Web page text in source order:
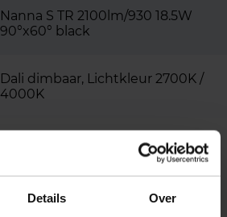
Details Over
Nanna S TR 2100lm/930 18.5W
90°x60° black
Dali dimbaar, Lichtkleur 2700K /
4000K
met een geanodiseerde